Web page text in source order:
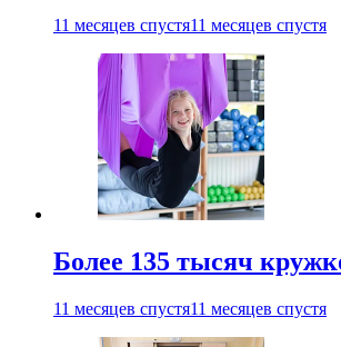
11 месяцев спустя11 месяцев спустя
Более 135 тысяч
11 месяцев спустя11 месяцев спустя